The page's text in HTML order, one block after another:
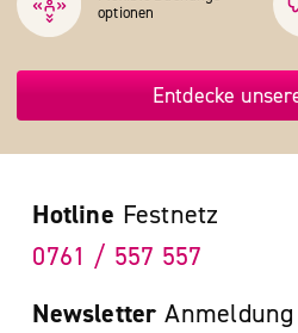
optionen
Entdecke
Hotline Festnetz
0761 / 557 557
Newsletter Anmeldung